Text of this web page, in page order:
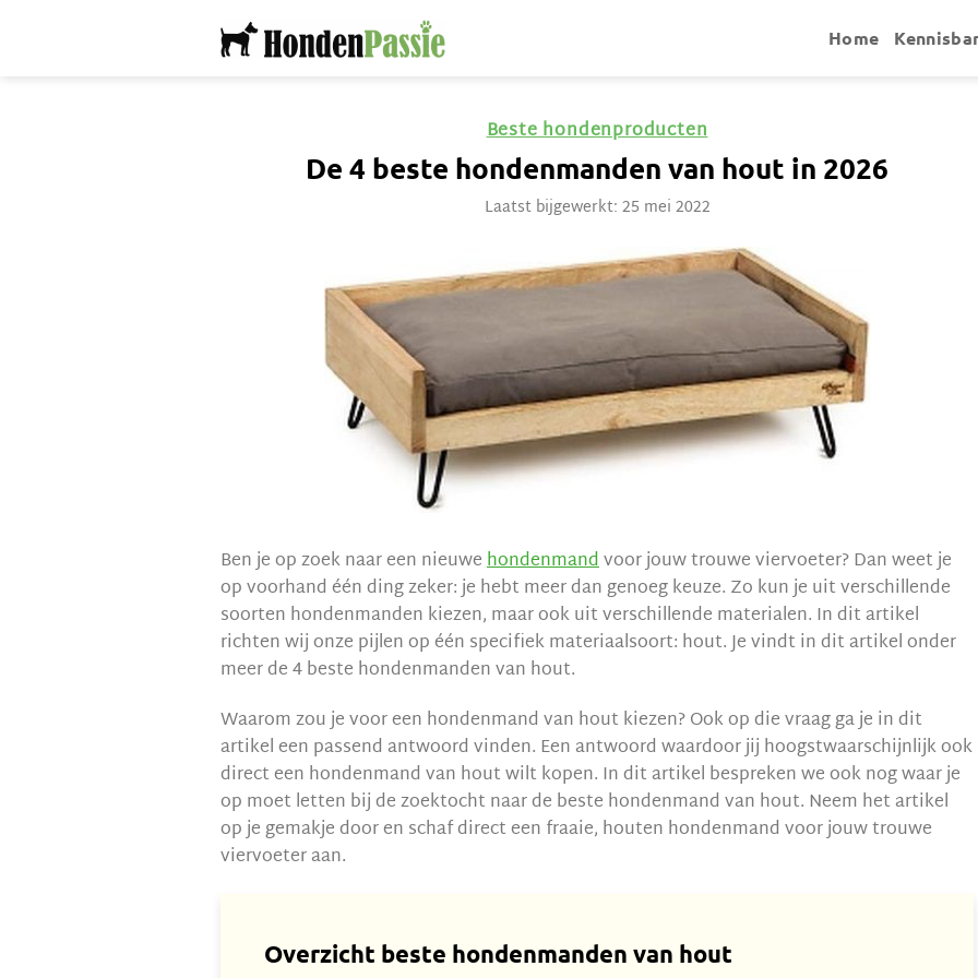
Home
Beste hondenproducten
De 4 beste hondenmanden van hout in 2026
Laatst bijgewerkt: 25 mei 2022
Ben je op zoek naar een nieuwehondenmandvoor jouw trouwe viervoeter? Dan weet je
op voorhand één ding zeker: je hebt meer dan genoeg keuze. Zo kun je uit verschillende
soorten hondenmanden kiezen, maar ook uit verschillende materialen. In dit artikel
richten wij onze pijlen op één specifiek materiaalsoort: hout. Je vindt in dit artikel onder
meer de 4 beste hondenmanden van hout.
Waarom zou je voor een hondenmand van hout kiezen? Ook op die vraag ga je in dit
artikel een passend antwoord vinden. Een antwoord waardoor jij hoogstwaarschijnlijk ook
direct een hondenmand van hout wilt kopen. In dit artikel bespreken we ook nog waar je
op moet letten bij de zoektocht naar de beste hondenmand van hout. Neem het artikel
op je gemakje door en schaf direct een fraaie, houten hondenmand voor jouw trouwe
viervoeter aan.
Overzicht beste hondenmanden van hout